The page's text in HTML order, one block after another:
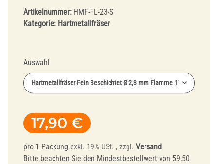
Artikelnummer: HMF-FL-23-S
Kategorie: Hartmetallfräser
Auswahl
Hartmetallfräser Fein Beschichtet Ø 2,3 mm Flamme 17,90 €
17,90 €
pro 1 Packung exkl. 19% USt. , zzgl. Versand
Bitte beachten Sie den Mindestbestellwert von 59.50